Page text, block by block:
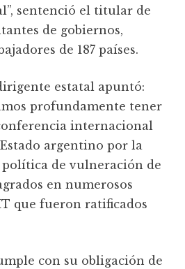
sentenció el titular de
de gobiernos,
de 187 países.
estatal apuntó:
profundamente tener
internacional
argentino por la
de vulneración de
en numerosos
que fueron ratificados
con su obligación de